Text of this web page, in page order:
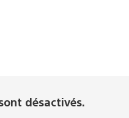
désactivés.